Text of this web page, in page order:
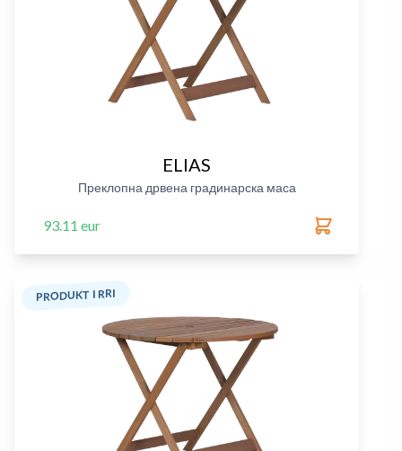
ELIAS
Преклопна дрвена градинарска маса
93.11 eur
PRODUKT I RRI